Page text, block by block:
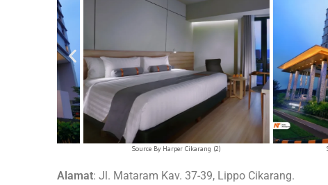
Source By Harper Cikarang (2) Source
Alamat: Jl. Mataram Kav. 37-39, Lippo Cikarang.